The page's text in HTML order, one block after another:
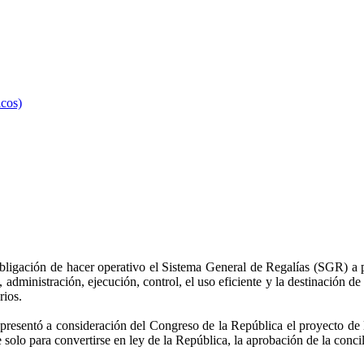
de hacer operativo el Sistema General de Regalías (SGR)
ejecución, control, el uso eficiente y la destinación
a consideración del Congreso de la República el proyecto
para convertirse en ley de la República, la aprobación de la